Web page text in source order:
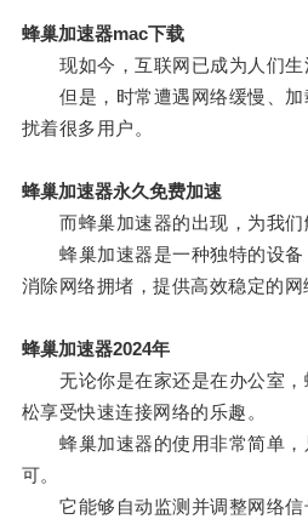
蜂巢加速器mac下载
现如今，互联网已成为人们生
但是，时常遭遇网络缓慢、加
扰着很多用户。
蜂巢加速器永久免费加速
而蜂巢加速器的出现，为我们
蜂巢加速器是一种独特的设备
消除网络拥堵，提供高效稳定的网
蜂巢加速器2024年
无论你是在家还是在办公室，
松享受快速连接网络的乐趣。
蜂巢加速器的使用非常简单，
可。
它能够自动监测并调整网络信